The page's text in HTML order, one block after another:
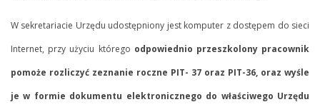
W sekretariacie Urzędu udostępniony jest komputer z dostępem do sieci
Internet, przy użyciu którego odpowiednio przeszkolony pracownik
pomoże rozliczyć zeznanie roczne PIT- 37 oraz PIT-36, oraz wyśle
je w formie dokumentu elektronicznego do właściwego Urzędu